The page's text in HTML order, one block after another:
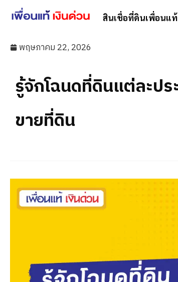
สินเชื่อที่ดินเพื่อนแท้
พฤษภาคม 22, 2026
รู้จักโฉนดที่ดินแต่ละปร
ขายที่ดิน